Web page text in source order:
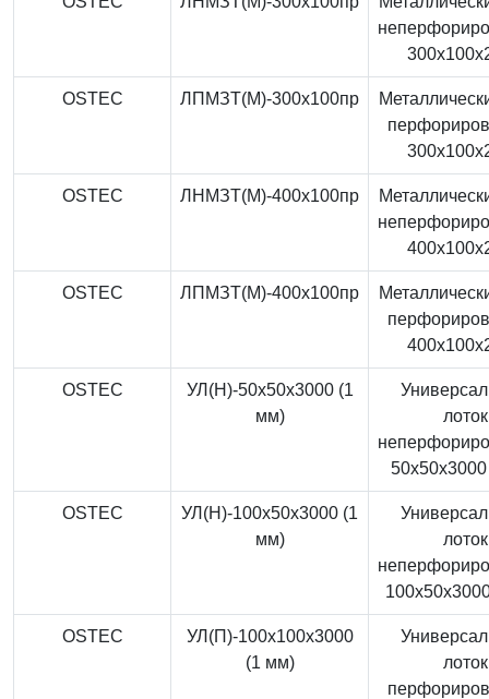
OSTEC ЛПМЗТ(М)-300x100пр
OSTEC ЛНМЗТ(М)-400x100пр
OSTEC ЛПМЗТ(М)-400x100пр
OSTEC
УЛ(Н)-50x50x3000 (1
мм)
лоток
OSTEC
УЛ(Н)-100x50x3000 (1
мм)
лоток
OSTEC
УЛ(П)-100x100x3000
(1 мм)
лоток